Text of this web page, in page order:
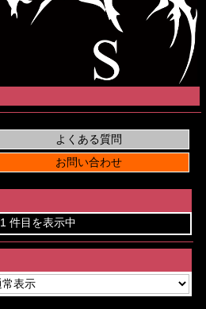
1 件目を表示中